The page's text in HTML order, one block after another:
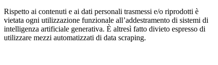
Rispetto ai contenuti e ai dati personali trasmessi e/o riprodotti è
vietata ogni utilizzazione funzionale all’addestramento di sistemi di
intelligenza artificiale generativa. È altresì fatto divieto espresso di
utilizzare mezzi automatizzati di data scraping.